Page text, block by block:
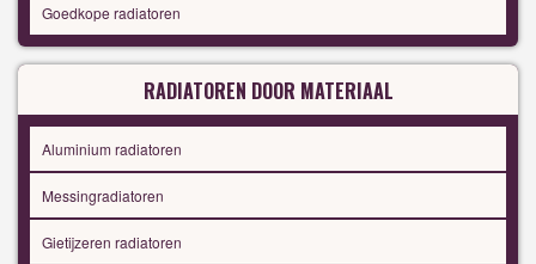
Goedkope radiatoren
RADIATOREN DOOR MATERIAAL
Aluminium radiatoren
Messingradiatoren
Gietijzeren radiatoren